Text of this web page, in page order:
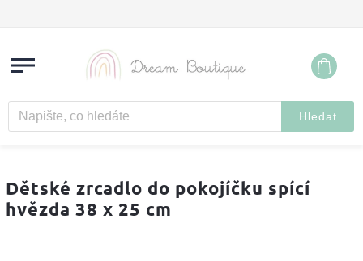
Hledat
Dětské zrcadlo do pokojíčku spící
hvězda 38 x 25 cm